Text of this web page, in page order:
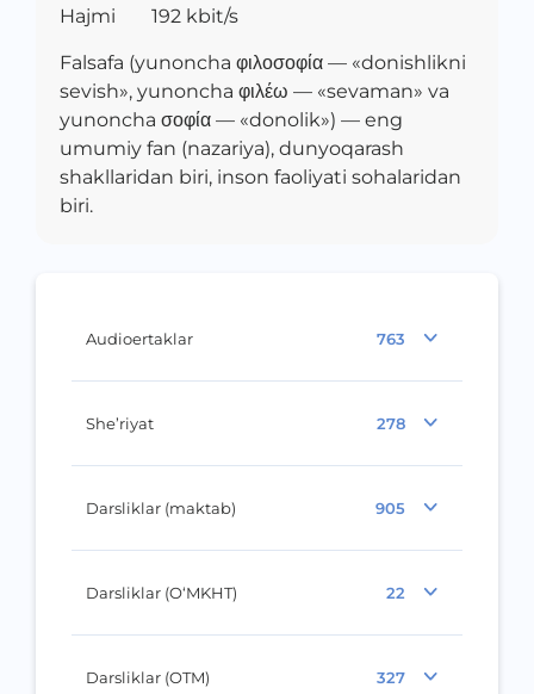
Audioertaklar 763
She’riyat 278
Darsliklar (maktab) 905
Darsliklar (O‘MKHT) 22
Darsliklar (OTM) 327
Hajmi
192 kbit/s
Falsafa (yunoncha φιλοσοφία — «donishlikni
sevish», yunoncha φιλέω — «sevaman» va
yunoncha σοφία — «donolik») — eng
umumiy fan (nazariya), dunyoqarash
shakllaridan biri, inson faoliyati sohalaridan
biri.